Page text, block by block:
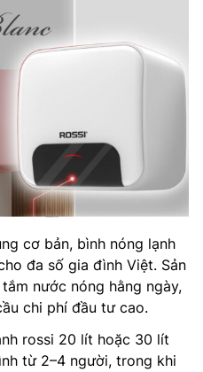
cơ bản, bình nóng lạnh
đa số gia đình Việt. Sản
nước nóng hằng ngày,
chi phí đầu tư cao.
rossi 20 lít hoặc 30 lít
từ 2–4 người, trong khi